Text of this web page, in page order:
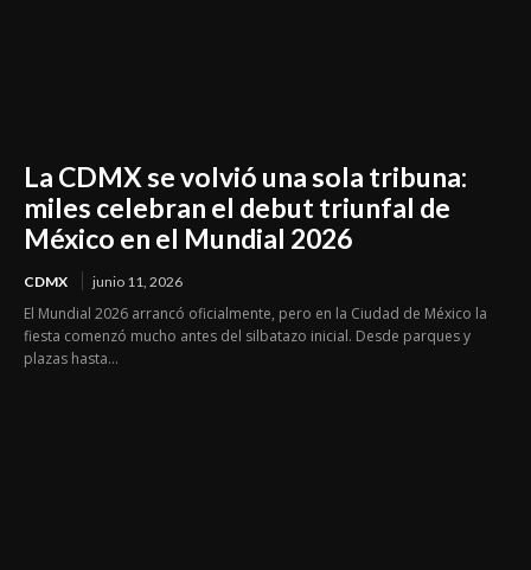
La CDMX se volvió una sola tribuna:
miles celebran el debut triunfal de
México en el Mundial 2026
CDMX junio 11, 2026
El Mundial 2026 arrancó oficialmente, pero en la Ciudad de México la
fiesta comenzó mucho antes del silbatazo inicial. Desde parques y
plazas hasta...